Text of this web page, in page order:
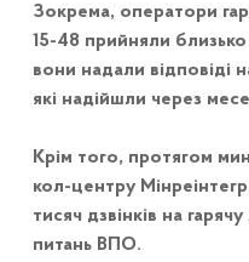
Зокрема, оператори
15-48 прийняли близько
вони надали відповіді
які надійшли через
Крім того, протягом
кол-центру
тисяч дзвінків на
питань ВПО.